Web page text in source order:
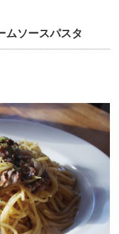
ソースパスタ